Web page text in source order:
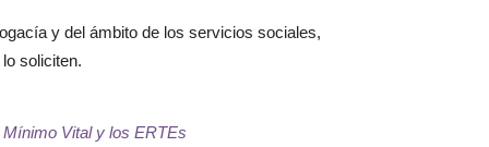
y del ámbito de los servicios sociales,
soliciten.
Vital y los ERTEs